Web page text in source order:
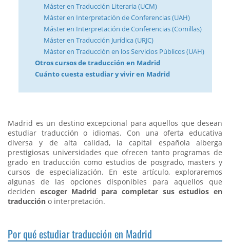
Máster en Traducción Literaria (UCM)
Máster en Interpretación de Conferencias (UAH)
Máster en Interpretación de Conferencias (Comillas)
Máster en Traducción Jurídica (URJC)
Máster en Traducción en los Servicios Públicos (UAH)
Otros cursos de traducción en Madrid
Cuánto cuesta estudiar y vivir en Madrid
Madrid es un destino excepcional para aquellos que desean
estudiar traducción o idiomas. Con una oferta educativa
diversa y de alta calidad, la capital española alberga
prestigiosas universidades que ofrecen tanto programas de
grado en traducción como estudios de posgrado, masters y
cursos de especialización. En este artículo, exploraremos
algunas de las opciones disponibles para aquellos que
deciden escoger Madrid para completar sus estudios en
traducción o interpretación.
Por qué estudiar traducción en Madrid